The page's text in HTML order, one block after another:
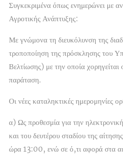
Συγκεκριμένα όπως ενημερώνει με
Αγροτικής Ανάπτυξης:
Με γνώμονα τη διευκόλυνση της
τροποποίηση της πρόσκλησης του
Βελτίωσης) με την οποία χορηγείται
παράταση.
Οι νέες καταληκτικές ημερομηνίες
α) Ως προθεσμία για την
και του δευτέρου σταδίου της
ώρα 13:00, ενώ σε ό,τι αφορά στα